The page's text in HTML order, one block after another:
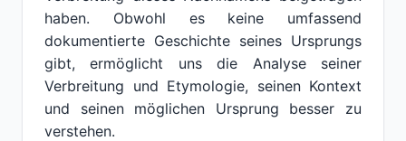
haben. Obwohl es keine umfassend
dokumentierte Geschichte seines Ursprungs
gibt, ermöglicht uns die Analyse seiner
Verbreitung und Etymologie, seinen Kontext
und seinen möglichen Ursprung besser zu
verstehen.